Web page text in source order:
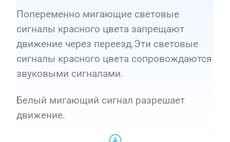
Попеременно мигающие световые
сигналы красного цвета запрещают
движение через переезд.Эти световые
сигналы красного цвета сопровождаются
звуковыми сигналами.
Белый мигающий сигнал разрешает
движение.